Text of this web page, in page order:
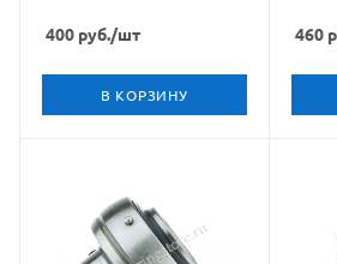
400 руб./шт
В КОРЗИНУ
460